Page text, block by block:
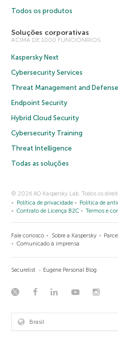
Todos os produtos
Soluções corporativas
ACIMA DE 1000 FUNCIONRIOS
Kaspersky Next
Cybersecurity Services
Threat Management and Defense
Endpoint Security
Hybrid Cloud Security
Cybersecurity Training
Threat Intelligence
Todas as soluções
© 2026 AO Kaspersky Lab. Todos os
Política de privacidade
Política de
Contrato de Licença B2C
Termos e
Fale conosco Sobre a Kaspersky
Comunicado à imprensa
Securelist Eugene Personal Blog
Brasil